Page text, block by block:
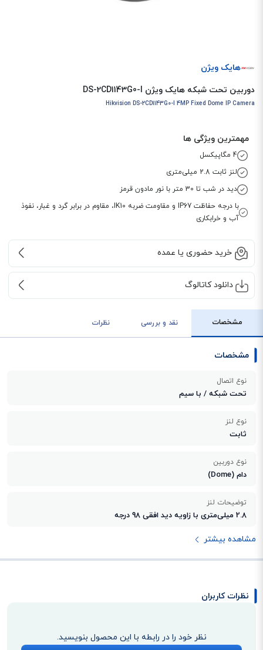
هایک ویژن
دوربین تحت شبکه هایک ویژن DS-2CD1143G0-I
Hikvision DS-2CD1143G0-I 4MP Fixed Dome IP Camera
مهمترین ویژگی ها
4 مگاپیکسل
لنز ثابت 2.8 میلی‌متری
دید در شب تا 30 متر با نور مادون قرمز
با درجه حفاظت IP67 و مقاومت ضربه IK10، مقاوم در برابر گرد و غبار، نفوذ
آب و خرابکاری
خرید حضوری یا عمده
دانلود کاتالوگ
مشخصات نقد و بررسی نظرات
مشخصات
نوع اتصال
تحت شبکه / با سیم
نوع لنز
ثابت
نوع دوربین
دام (Dome)
توضیحات لنز
2.8 میلی‌متری با زاویه دید افقی 98 درجه
مشاهده بیشتر
نظرات کاربران
نظر خود را در رابطه با این محصول بنویسید.